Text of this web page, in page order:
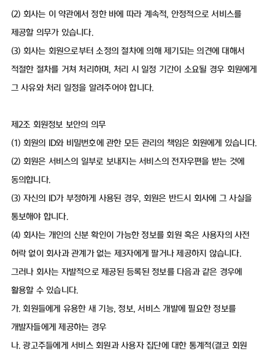
(2) 회사는 이 약관에서 정한 바에 따라 계속적, 안정적으로 서비스를
제공할 의무가 있습니다.
(3) 회사는 회원으로부터 소정의 절차에 의해 제기되는 의견에 대해서
적절한 절차를 거쳐 처리하며, 처리 시 일정 기간이 소요될 경우 회원에게
그 사유와 처리 일정을 알려주어야 합니다.
제2조 회원정보 보안의 의무
(1) 회원의 ID와 비밀번호에 관한 모든 관리의 책임은 회원에게 있습니다.
(2) 회원은 서비스의 일부로 보내지는 서비스의 전자우편을 받는 것에
동의합니다.
(3) 자신의 ID가 부정하게 사용된 경우, 회원은 반드시 회사에 그 사실을
통보해야 합니다.
(4) 회사는 개인의 신분 확인이 가능한 정보를 회원 혹은 사용자의 사전
허락 없이 회사과 관계가 없는 제3자에게 팔거나 제공하지 않습니다.
그러나 회사는 자발적으로 제공된 등록된 정보를 다음과 같은 경우에
활용할 수 있습니다.
가. 회원들에게 유용한 새 기능, 정보, 서비스 개발에 필요한 정보를
개발자들에게 제공하는 경우
나. 광고주들에게 서비스 회원과 사용자 집단에 대한 통계적(결코 회원